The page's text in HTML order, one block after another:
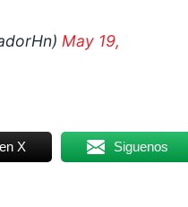
May 19,
X Siguenos